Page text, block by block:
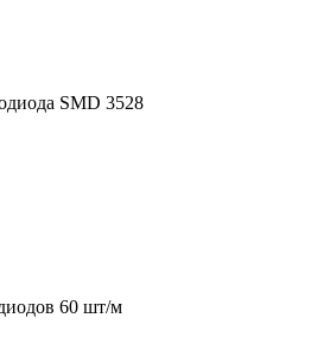
SMD 3528
60 шт/м